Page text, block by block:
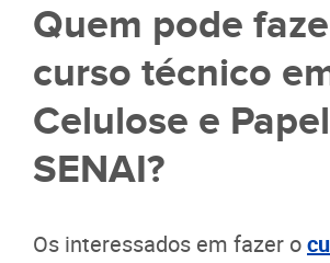
Quem pode
curso técnico
Celulose e Papel
SENAI?
Os interessados em fazer o